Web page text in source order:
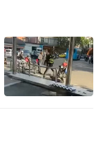
出训练自己
生了什么，